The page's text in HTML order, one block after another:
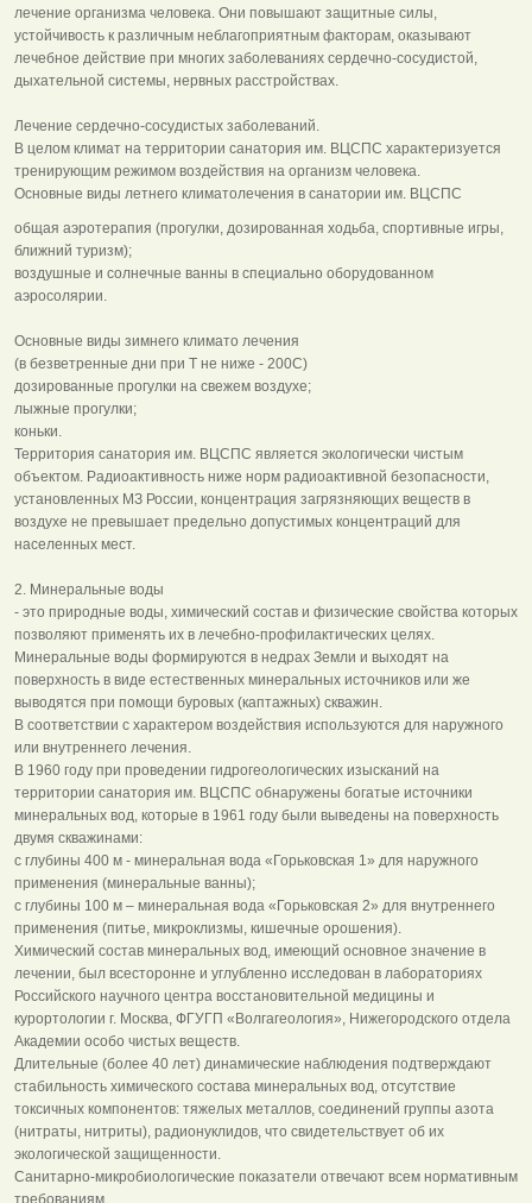
лечение организма человека. Они повышают защитные силы,
устойчивость к различным неблагоприятным факторам, оказывают
лечебное действие при многих заболеваниях сердечно-сосудистой,
дыхательной системы, нервных расстройствах.
Лечение сердечно-сосудистых заболеваний.
В целом климат на территории санатория им. ВЦСПС характеризуется
тренирующим режимом воздействия на организм человека.
Основные виды летнего климатолечения в санатории им. ВЦСПС
общая аэротерапия (прогулки, дозированная ходьба, спортивные игры,
ближний туризм);
воздушные и солнечные ванны в специально оборудованном
аэросолярии.
Основные виды зимнего климато лечения
(в безветренные дни при Т не ниже - 200С)
дозированные прогулки на свежем воздухе;
лыжные прогулки;
коньки.
Территория санатория им. ВЦСПС является экологически чистым
объектом. Радиоактивность ниже норм радиоактивной безопасности,
установленных МЗ России, концентрация загрязняющих веществ в
воздухе не превышает предельно допустимых концентраций для
населенных мест.
2. Минеральные воды
- это природные воды, химический состав и физические свойства которых
позволяют применять их в лечебно-профилактических целях.
Минеральные воды формируются в недрах Земли и выходят на
поверхность в виде естественных минеральных источников или же
выводятся при помощи буровых (каптажных) скважин.
В соответствии с характером воздействия используются для наружного
или внутреннего лечения.
В 1960 году при проведении гидрогеологических изысканий на
территории санатория им. ВЦСПС обнаружены богатые источники
минеральных вод, которые в 1961 году были выведены на поверхность
двумя скважинами:
с глубины 400 м - минеральная вода «Горьковская 1» для наружного
применения (минеральные ванны);
с глубины 100 м – минеральная вода «Горьковская 2» для внутреннего
применения (питье, микроклизмы, кишечные орошения).
Химический состав минеральных вод, имеющий основное значение в
лечении, был всесторонне и углубленно исследован в лабораториях
Российского научного центра восстановительной медицины и
курортологии г. Москва, ФГУГП «Волгагеология», Нижегородского отдела
Академии особо чистых веществ.
Длительные (более 40 лет) динамические наблюдения подтверждают
стабильность химического состава минеральных вод, отсутствие
токсичных компонентов: тяжелых металлов, соединений группы азота
(нитраты, нитриты), радионуклидов, что свидетельствует об их
экологической защищенности.
Санитарно-микробиологические показатели отвечают всем нормативным
требованиям.